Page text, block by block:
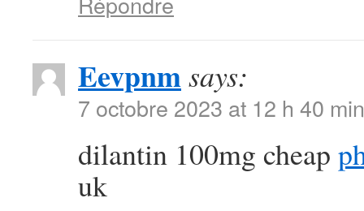
Eevpnmsays:
7 octobre 2023 at 12 h 40 min
dilantin 100mg cheap
uk